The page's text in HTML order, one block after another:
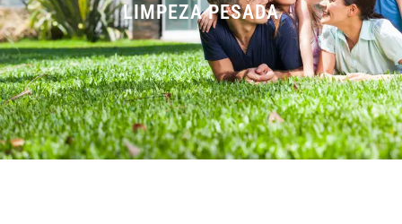
LIMPEZA PESADA